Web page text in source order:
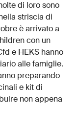
di loro sono
striscia di
è arrivato a
con un
e HEKS hanno
alle famiglie.
preparando
e kit di
non appena